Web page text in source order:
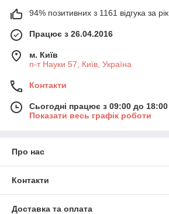
94% позитивних з 1161 відгука за рік
Працює з 26.04.2016
м. Київ
п-т Науки 57, Київ, Україна
Контакти
Сьогодні працює з 09:00 до 18:00
Показати весь графік роботи
Про нас
Контакти
Доставка та оплата